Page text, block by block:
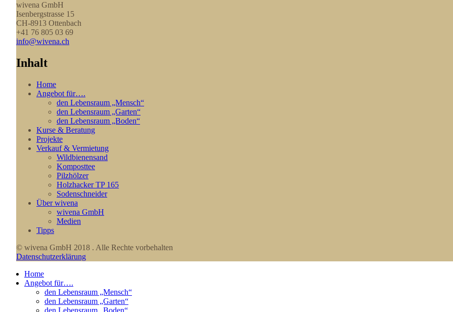
wivena GmbH
Isenbergstrasse 15
CH-8913 Ottenbach
+41 76 805 03 69
info@wivena.ch
Inhalt
Home
Angebot für….
den Lebensraum „Mensch“
den Lebensraum „Garten“
den Lebensraum „Boden“
Kurse & Beratung
Projekte
Verkauf & Vermietung
Wildbienensand
Komposttee
Pilzhölzer
Holzhacker TP 165
Sodenschneider
Über wivena
wivena GmbH
Medien
Tipps
© wivena GmbH 2018 . Alle Rechte vorbehalten
Datenschutzerklärung
Home
Angebot für….
den Lebensraum „Mensch“
den Lebensraum „Garten“
den Lebensraum „Boden“